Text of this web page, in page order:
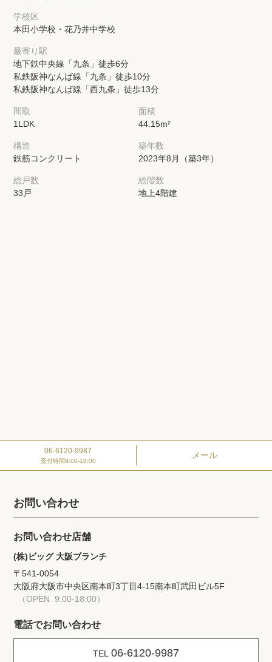
学校区
本田小学校・花乃井中学校
最寄り駅
地下鉄中央線「九条」徒歩6分
私鉄阪神なんば線「九条」徒歩10分
私鉄阪神なんば線「西九条」徒歩13分
間取
1LDK
面積
44.15m²
構造
鉄筋コンクリート
築年数
2023年8月（築3年）
総戸数
33戸
総階数
地上4階建
06-6120-9987
受付時間9:00-18:00
メール
お問い合わせ
お問い合わせ店舗
(株)ビッグ 大阪ブランチ
〒541-0054
大阪府大阪市中央区南本町3丁目4-15南本町武田ビル5F
（OPEN 9:00-18:00）
電話でお問い合わせ
TEL 06-6120-9987